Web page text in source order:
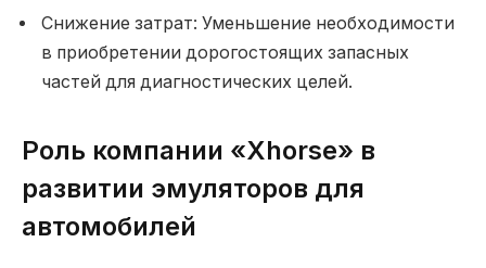
Снижение затрат: Уменьшение необходимости
в приобретении дорогостоящих запасных
частей для диагностических целей.
Роль компании «Xhorse» в
развитии эмуляторов для
автомобилей